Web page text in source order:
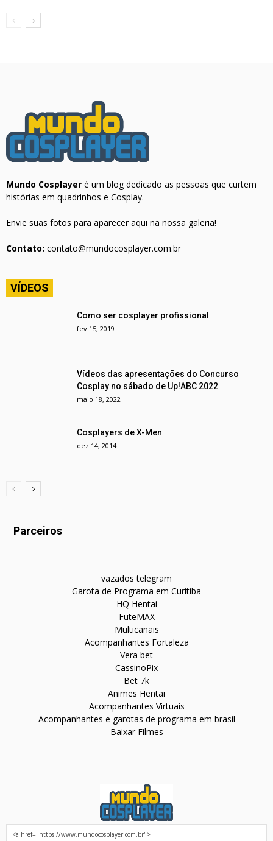
Mundo Cosplayer é um blog dedicado as pessoas que curtem
histórias em quadrinhos e Cosplay.
Envie suas fotos para aparecer aqui na nossa galeria!
Contato: contato@mundocosplayer.com.br
VÍDEOS
Como ser cosplayer profissional
fev 15, 2019
Vídeos das apresentações do Concurso
Cosplay no sábado de Up!ABC 2022
maio 18, 2022
Cosplayers de X-Men
dez 14, 2014
Parceiros
vazados telegram
Garota de Programa em Curitiba
HQ Hentai
FuteMAX
Multicanais
Acompanhantes Fortaleza
Vera bet
CassinoPix
Bet 7k
Animes Hentai
Acompanhantes Virtuais
Acompanhantes e garotas de programa em brasil
Baixar Filmes